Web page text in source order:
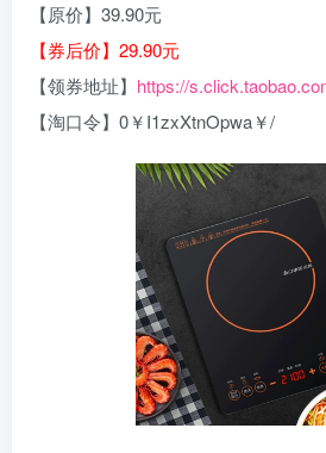
【原价】39.90元
【券后价】29.90元
【领券地址】 https://
【淘口令】0￥I1zxXtnOpwa￥/